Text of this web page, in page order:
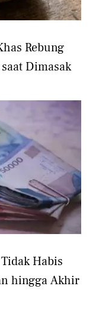
Rebung
Dimasak
Habis
hingga Akhir